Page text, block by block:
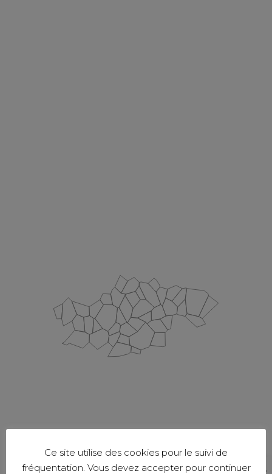
Ce site utilise des cookies pour le suivi de
fréquentation. Vous devez accepter pour continuer